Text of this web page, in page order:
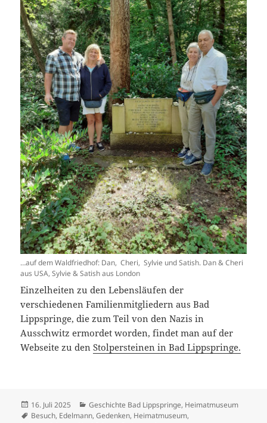
…auf dem Waldfriedhof: Dan, Cheri, Sylvie und Satish. Dan & Cheri
aus USA, Sylvie & Satish aus London
Einzelheiten zu den Lebensläufen der
verschiedenen Familienmitgliedern aus Bad
Lippspringe, die zum Teil von den Nazis in
Ausschwitz ermordet worden, findet man auf der
Webseite zu denStolpersteinen in Bad Lippspringe.
Veröffentlicht
am
16. Juli 2025 Kategorien
Geschichte Bad Lippspringe, Heimatmuseum
Schlagwörter
Besuch, Edelmann,Gedenken, Heimatmuseum,